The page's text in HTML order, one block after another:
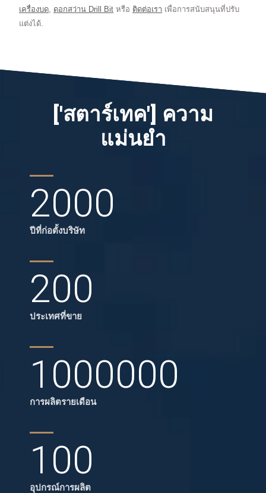
เครื่องบด ดอกสว่าน Drill Bit หรือ ติดต่อเรา เพื่อการสนับสนุนที่ปรับ
แต่งได้.
['สตาร์เทค'] ความ
แม่นยำ
2000
ปีที่ก่อตั้งบริษัท
200
ประเทศที่ขาย
1000000
การผลิตรายเดือน
100
อุปกรณ์การผลิต